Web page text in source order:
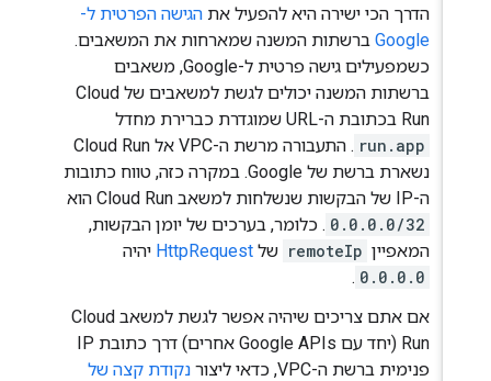
הדרך הכי ישירה היא להפעיל את הגישה הפרטית ל-
Googleברשתות המשנה שמארחות את המשאבים.
כשמפעילים גישה פרטית ל-Google, משאבים
ברשתות המשנה יכולים לגשת למשאבים של Cloud
run.app
. התעבורה מרשת ה-VPC אל Cloud Run
נשארת ברשת של Google. במקרה כזה, טווח כתובות
0.0.0.0/32 . כלומר, בערכים של יומן הבקשות,
המאפיין remoteIp של HttpRequestיהיה
0.0.0.0
.
אם אתם צריכים שיהיה אפשר לגשת למשאב Cloud
Run (יחד עם Google APIs אחרים) דרך כתובת IP
פנימית ברשת ה-VPC, כדאי ליצור
נקודת קצה של